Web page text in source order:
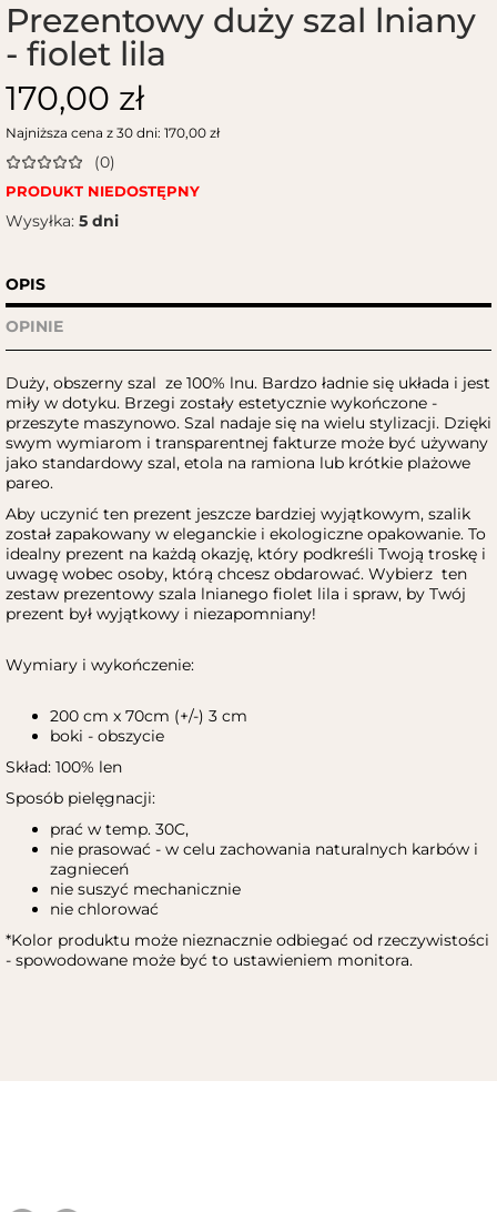
Prezentowy duży szal lniany
- fiolet lila
170,00 zł
Najniższa cena z 30 dni: 170,00 zł
(0)
PRODUKT NIEDOSTĘPNY
Wysyłka: 5 dni
OPIS
OPINIE
Duży, obszerny szal ze 100% lnu. Bardzo ładnie się układa i jest
miły w dotyku. Brzegi zostały estetycznie wykończone -
przeszyte maszynowo. Szal nadaje się na wielu stylizacji. Dzięki
swym wymiarom i transparentnej fakturze może być używany
jako standardowy szal, etola na ramiona lub krótkie plażowe
pareo.
Aby uczynić ten prezent jeszcze bardziej wyjątkowym, szalik
został zapakowany w eleganckie i ekologiczne opakowanie. To
idealny prezent na każdą okazję, który podkreśli Twoją troskę i
uwagę wobec osoby, którą chcesz obdarować. Wybierz ten
zestaw prezentowy szala lnianego fiolet lila i spraw, by Twój
prezent był wyjątkowy i niezapomniany!
Wymiary i wykończenie:
200 cm x 70cm (+/-) 3 cm
boki - obszycie
Skład: 100% len
Sposób pielęgnacji:
prać w temp. 30C,
nie prasować - w celu zachowania naturalnych karbów i
zagnieceń
nie suszyć mechanicznie
nie chlorować
*Kolor produktu może nieznacznie odbiegać od rzeczywistości
- spowodowane może być to ustawieniem monitora.